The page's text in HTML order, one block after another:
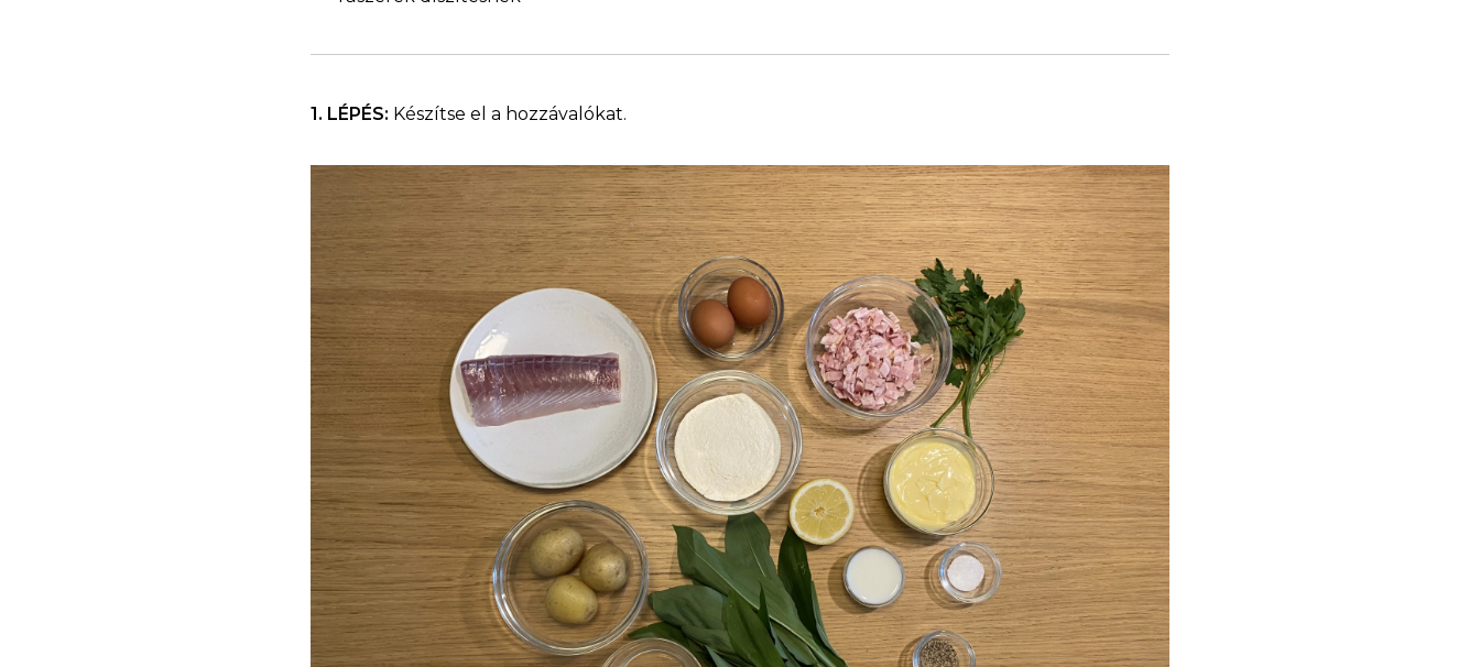
1. LÉPÉS: Készítse el a hozzávalókat.